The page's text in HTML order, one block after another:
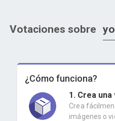
Votaciones sobre
¿Cómo funciona?
1. Crea
Crea
imágenes o